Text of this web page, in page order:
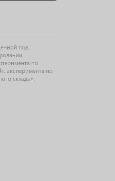
под
по
эксперимента по
склада»,